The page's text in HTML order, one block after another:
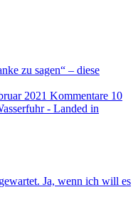
zu sagen“ – diese
2021 Kommentare 10
Ja, wenn ich will es